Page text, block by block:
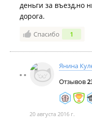
деньги за въезд,но
дорога.
Спасибо 1
Янина
Отзывов
20 августа 2016 г.